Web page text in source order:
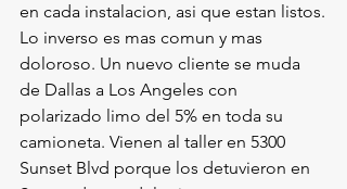
en cada instalacion, asi que estan listos.
Lo inverso es mas comun y mas
doloroso. Un nuevo cliente se muda
de Dallas a Los Angeles con
polarizado limo del 5% en toda su
camioneta. Vienen al taller en 5300
Sunset Blvd porque los detuvieron en